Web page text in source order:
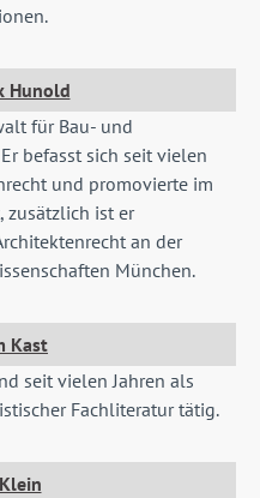
Hunold
für Bau- und
befasst sich seit vielen
und promovierte im
zusätzlich ist er
an der
München.
Kast
seit vielen Jahren als
Fachliteratur tätig.